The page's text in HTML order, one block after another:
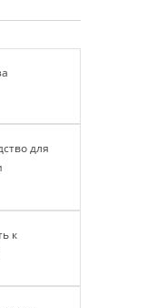
для
к